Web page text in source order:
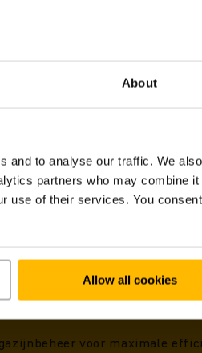
About
and to analyse our traffic. We
partners who may combine it
use of their services. You
Allow all cookies
van uw
voor maximale